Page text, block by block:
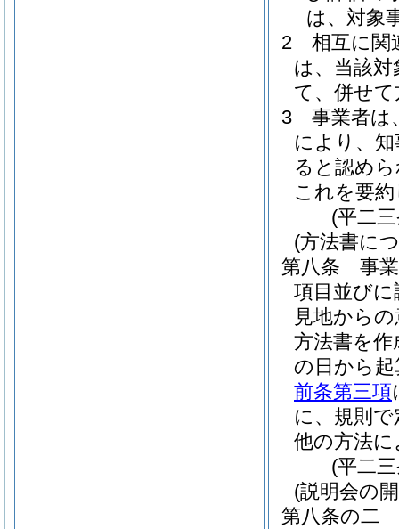
は、対象
2
相互に関
は、当該
て、併せ
3
事業者は
により、
ると認め
これを要
(平二
(方法書に
第八条
事
項目並び
見地から
方法書を
の日から
前条第三項
に、規則
他の方法
(平二
(説明会の
第八条の二